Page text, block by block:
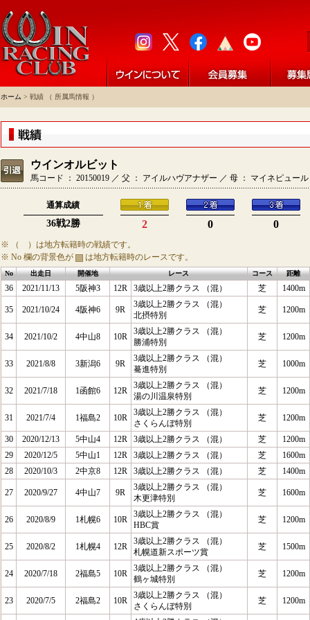
ホーム > 戦績 （ 所属馬情報 ）
ウインオルビット
馬コード ： 20150019 ／ 父 ： アイルハヴアナザー ／ 母 ： マイネピュー
通算成績
36戦2勝 2 0 0
※ （ ）は地方転籍時の戦績です。
※ No 欄の背景色が
は地方転籍時のレースです。
No 出走日 開催地 レース コース 距離
36 2021/11/13 5阪神3 12R 3歳以上2勝クラス （混） 芝 1400m
35 2021/10/24 4阪神6 9R
3歳以上2勝クラス （混）
北摂特別
芝 1200m
34 2021/10/2 4中山8 10R
3歳以上2勝クラス （混）
勝浦特別
芝 1200m
33 2021/8/8 3新潟6 9R
3歳以上2勝クラス （混）
驀進特別
芝 1000m
32 2021/7/18 1函館6 12R
3歳以上2勝クラス （混）
湯の川温泉特別
芝 1200m
31 2021/7/4 1福島2 10R
3歳以上2勝クラス （混）
さくらんぼ特別
芝 1200m
30 2020/12/13 5中山4 12R 3歳以上2勝クラス （混） 芝
1200m
29
2020/12/5 5中山1 12R 3歳以上2勝クラス （混） 芝
1600m
28
2020/10/3 2中京8 12R 3歳以上2勝クラス （混） 芝 1400m
27 2020/9/27 4中山7 9R
3歳以上2勝クラス （混）
木更津特別
芝 1600m
26 2020/8/9 1札幌6 10R
3歳以上2勝クラス （混）
HBC賞
芝 1200m
25 2020/8/2 1札幌4 12R
3歳以上2勝クラス （混）
札幌道新スポーツ賞
芝 1500m
24 2020/7/18 2福島5 10R
3歳以上2勝クラス （混）
鶴ヶ城特別
芝 1200m
23 2020/7/5 2福島2 10R
3歳以上2勝クラス （混）
さくらんぼ特別
芝 1200m